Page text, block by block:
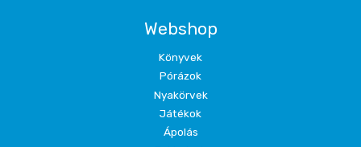
Webshop
Könyvek
Pórázok
Nyakörvek
Játékok
Ápolás